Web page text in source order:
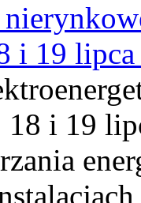
i 19
i 19